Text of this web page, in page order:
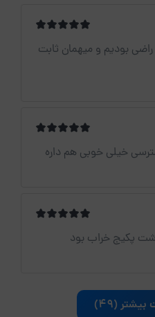
راضی بودیم و میهمان ثابت
خیلی خوبی هم داره
پکیج خراب بود
(49)